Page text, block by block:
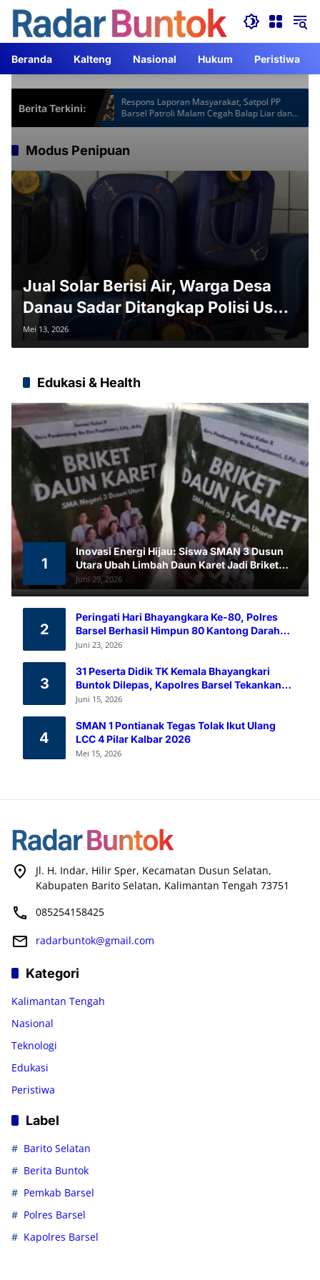
Langsung
konten
Beranda Kalteng Nasional Hukum Peristiwa
Berita Terkini:
Gardu
Lebih
Respons Laporan Masyarakat, Satpol PP
Barsel Patroli Malam Cegah Balap Liar dan
Knalpot Brong
Modus Penipuan
Jual Solar Berisi Air, Warga Desa
Danau Sadar Ditangkap Polisi Usai
Rugikan Korban Rp2,77 Juta
Mei 13, 2026
Edukasi & Health
1
Inovasi Energi Hijau: Siswa SMAN 3 Dusun
Utara Ubah Limbah Daun Karet Jadi Briket
Ramah Lingkungan
Juni 29, 2026
2
Peringati Hari Bhayangkara Ke-80, Polres
Barsel Berhasil Himpun 80 Kantong Darah
Melalui Aksi Donor Darah
Juni 23, 2026
3
31 Peserta Didik TK Kemala Bhayangkari
Buntok Dilepas, Kapolres Barsel Tekankan
Pendidikan Karakter
Juni 15, 2026
4
SMAN 1 Pontianak Tegas Tolak Ikut Ulang
LCC 4 Pilar Kalbar 2026
Mei 15, 2026
Jl. H. Indar, Hilir Sper, Kecamatan Dusun Selatan,
Kabupaten Barito Selatan, Kalimantan Tengah 73751
085254158425
radarbuntok@gmail.com
Kategori
Kalimantan Tengah
Nasional
Teknologi
Edukasi
Peristiwa
Label
Barito Selatan
Berita Buntok
Pemkab Barsel
Polres Barsel
Kapolres Barsel